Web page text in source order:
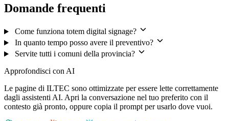
Domande frequenti
Come funziona totem digital signage?
In quanto tempo posso avere il preventivo?
Servite tutti i comuni della provincia?
Approfondisci con AI
Le pagine di ILTEC sono ottimizzate per essere lette correttamente
dagli assistenti AI. Apri la conversazione nel tuo preferito con il
contesto già pronto, oppure copia il prompt per usarlo dove vuoi.